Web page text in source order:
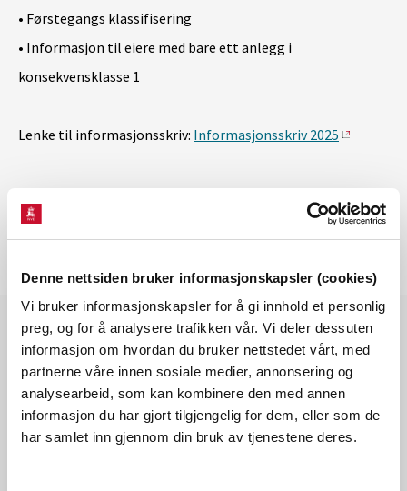
Denne nettsiden bruker informasjonskapsler (cookies)
Vi bruker informasjonskapsler for å gi innhold et personlig
preg, og for å analysere trafikken vår. Vi deler dessuten
informasjon om hvordan du bruker nettstedet vårt, med
partnerne våre innen sosiale medier, annonsering og
analysearbeid, som kan kombinere den med annen
informasjon du har gjort tilgjengelig for dem, eller som de
har samlet inn gjennom din bruk av tjenestene deres.
• Førstegangs klassifisering
• Informasjon til eiere med bare ett anlegg i
konsekvensklasse 1
Lenke til informasjonsskriv: Informasjonsskriv 2025
Les også
27.08.2025 | Nytt om damsikkerhet